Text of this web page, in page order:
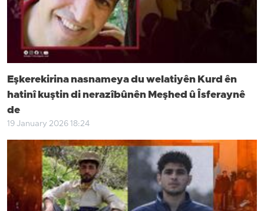
Eşkerekirina nasnameya du welatiyên Kurd ên
hatinî kuştin di nerazîbûnên Meşhed û Îsferaynê
de
19 January 2026 18:24